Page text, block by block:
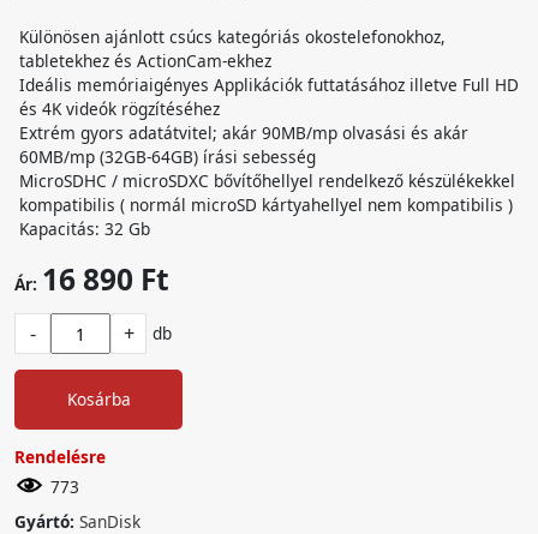
Különösen ajánlott csúcs kategóriás okostelefonokhoz,
tabletekhez és ActionCam-ekhez
Ideális memóriaigényes Applikációk futtatásához illetve Full HD
és 4K videók rögzítéséhez
Extrém gyors adatátvitel; akár 90MB/mp olvasási és akár
60MB/mp (32GB-64GB) írási sebesség
MicroSDHC / microSDXC bővítőhellyel rendelkező készülékekkel
kompatibilis ( normál microSD kártyahellyel nem kompatibilis )
Kapacitás: 32 Gb
Ár: 16 890 Ft
- + db
Kosárba
Rendelésre
773
Gyártó: SanDisk